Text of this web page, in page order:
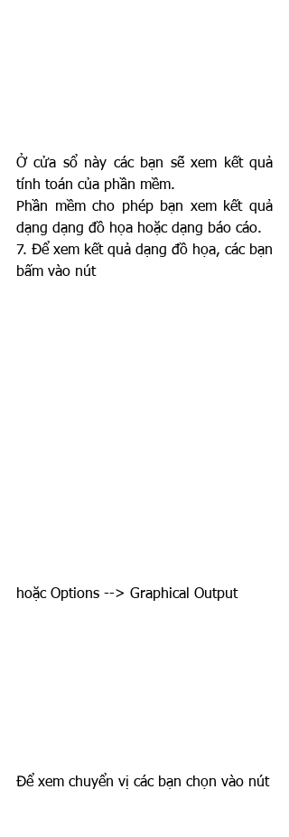
Ở cửa sổ này các bạn sẽ xem kết quả
tính toán của phần mềm.
Phần mềm cho phép bạn xem kết quả
dạng dạng đồ họa hoặc dạng báo cáo.
7. Để xem kết quả dạng đồ họa, các bạn
bấm vào nút
hoặc Options --> Graphical Output
Để xem chuyển vị các bạn chọn vào nút